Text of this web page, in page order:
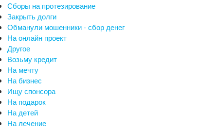
Сборы на протезирование
Закрыть долги
Обманули мошенники - сбор денег
На онлайн проект
Другое
Возьму кредит
На мечту
На бизнес
Ищу спонсора
На подарок
На детей
На лечение